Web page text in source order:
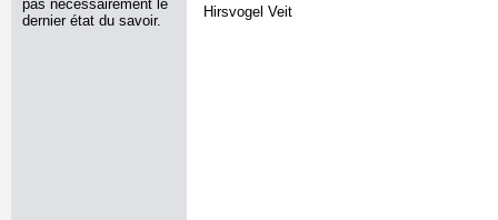
pas nécessairement le
dernier état du savoir.
Hirsvogel Veit